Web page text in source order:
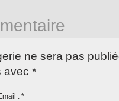
ne sera pas
avec *
:*